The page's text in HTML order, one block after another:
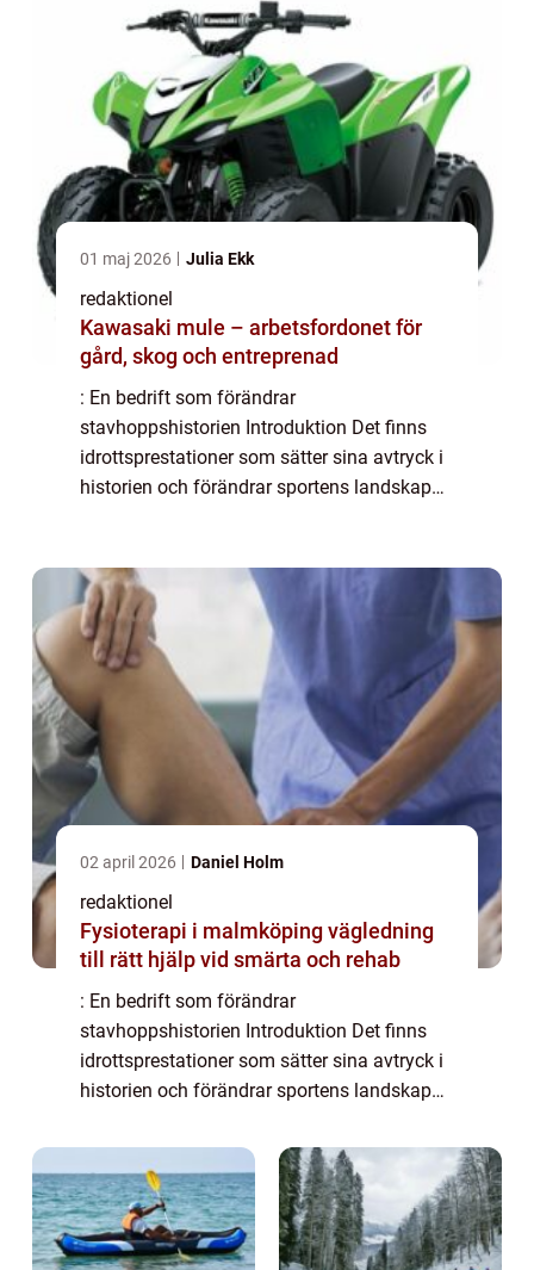
01 maj 2026 Julia Ekk
redaktionel
Kawasaki mule – arbetsfordonet för
gård, skog och entreprenad
: En bedrift som förändrar
stavhoppshistorien Introduktion Det finns
idrottsprestationer som sätter sina avtryck i
historien och förändrar sportens landskap
k...
02 april 2026 Daniel Holm
redaktionel
Fysioterapi i malmköping vägledning
till rätt hjälp vid smärta och rehab
: En bedrift som förändrar
stavhoppshistorien Introduktion Det finns
idrottsprestationer som sätter sina avtryck i
historien och förändrar sportens landskap
är definitivt en sådan bedrift. Denna artikel
k...